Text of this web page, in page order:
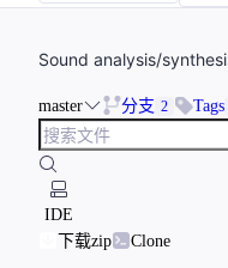
Sound analysis/
master 分支 2 Tags
IDE
下载zip
Clone